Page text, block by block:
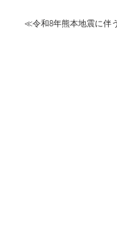
≪令和8年熊本地震に伴